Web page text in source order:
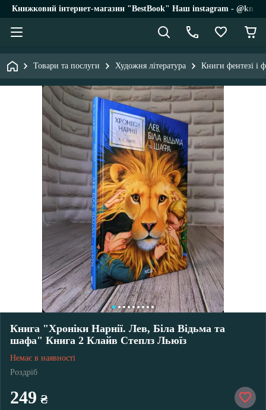
Книжковий інтернет-магазин "BestBook" Наш instagram -
Товари та послуги Художня література Книги фентезі і
Книга "Хроніки Нарнії. Лев, Біла Відьма та
шафа" Книга 2 Клайв Степлз Льюїз
Немає в наявності
Роздріб
249 ₴